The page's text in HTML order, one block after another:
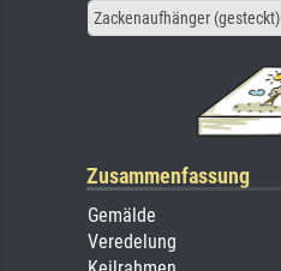
Zackenaufhänger (gesteckt)
Zusammenfassung
Gemälde
Veredelung